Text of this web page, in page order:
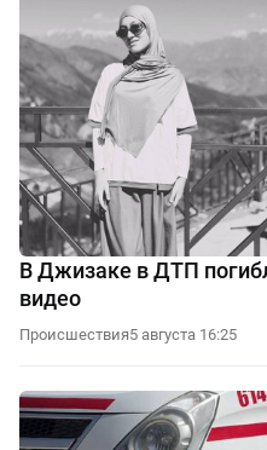
В Джизаке в ДТП
видео
Происшествия5 августа 16:25